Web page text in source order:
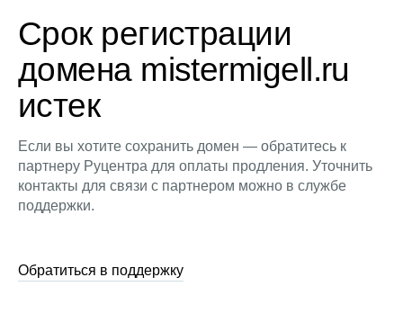
Срок регистрации
домена mistermigell.ru
истек
Если вы хотите сохранить домен — обратитесь к
партнеру Руцентра для оплаты продления. Уточнить
контакты для связи с партнером можно в службе
поддержки.
Обратиться в поддержку